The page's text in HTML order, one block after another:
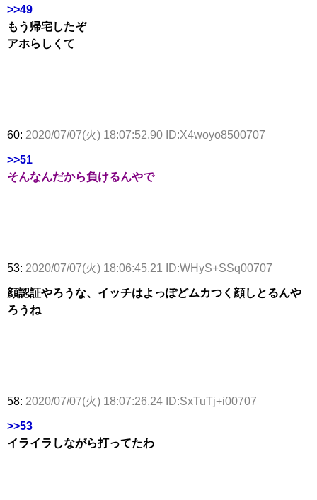
>>49
もう帰宅したぞ
アホらしくて
60: 2020/07/07(火) 18:07:52.90 ID:X4woyo8500707
>>51
そんなんだから負けるんやで
53: 2020/07/07(火) 18:06:45.21 ID:WHyS+SSq00707
顔認証やろうな、イッチはよっぽどムカつく顔しとるんや
ろうね
58: 2020/07/07(火) 18:07:26.24 ID:SxTuTj+i00707
>>53
イライラしながら打ってたわ